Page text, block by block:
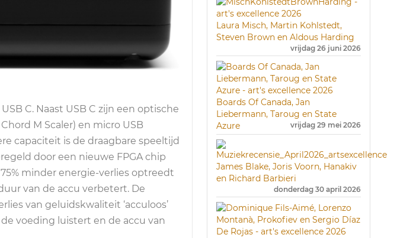
C. Naast USB C zijn een optische
M Scaler) en micro USB
capaciteit is de draagbare speeltijd
door een nieuwe FPGA chip
minder energie-verlies optreedt
van de accu verbetert. De
van geluidskwaliteit ‘acculoos’
voeding luistert en de accu van
Laura Misch, Martin Kohlstedt,
Steven Brown en Aldous Harding
vrijdag 26 juni 2026
Boards Of Canada, Jan
Liebermann, Taroug en State
Azure
vrijdag 29 mei 2026
James Blake, Joris Voorn, Hanakiv
en Richard Barbieri
donderdag 30 april 2026